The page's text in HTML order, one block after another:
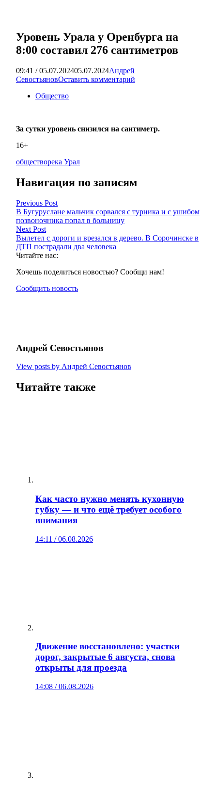
Уровень Урала у Оренбурга на
8:00 составил 276 сантиметров
09:41 / 05.07.202405.07.2024Андрей
СевостьяновОставить комментарий
Общество
За сутки уровень снизился на сантиметр.
16+
обществорека Урал
Навигация по записям
Previous Post
В Бугуруслане мальчик сорвался с турника и с ушибом
позвоночника попал в больницу
Next Post
Вылетел с дороги и врезался в дерево. В Сорочинске в
ДТП пострадали два человека
Читайте нас:
Хочешь поделиться новостью? Сообщи нам!
Сообщить новость
Андрей Севостьянов
View posts by Андрей Севостьянов
Читайте также
Как часто нужно менять кухонную
губку — и что ещё требует особого
внимания
14:11 / 06.08.2026
Движение восстановлено: участки
дорог, закрытые 6 августа, снова
открыты для проезда
14:08 / 06.08.2026